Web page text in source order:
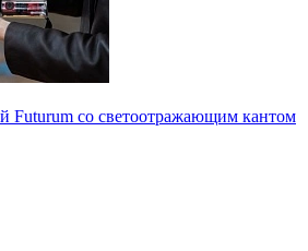
Futurum со светоотражающим кантом